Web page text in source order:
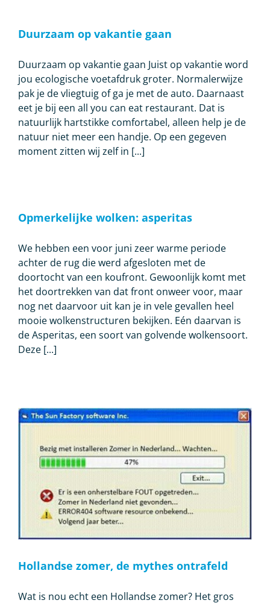
Duurzaam op vakantie gaan
Duurzaam op vakantie gaan Juist op vakantie word
jou ecologische voetafdruk groter. Normalerwijze
pak je de vliegtuig of ga je met de auto. Daarnaast
eet je bij een all you can eat restaurant. Dat is
natuurlijk hartstikke comfortabel, alleen help je de
natuur niet meer een handje. Op een gegeven
moment zitten wij zelf in [...]
Opmerkelijke wolken: asperitas
We hebben een voor juni zeer warme periode
achter de rug die werd afgesloten met de
doortocht van een koufront. Gewoonlijk komt met
het doortrekken van dat front onweer voor, maar
nog net daarvoor uit kan je in vele gevallen heel
mooie wolkenstructuren bekijken. Eén daarvan is
de Asperitas, een soort van golvende wolkensoort.
Deze [...]
Hollandse zomer, de mythes ontrafeld
Wat is nou echt een Hollandse zomer? Het gros